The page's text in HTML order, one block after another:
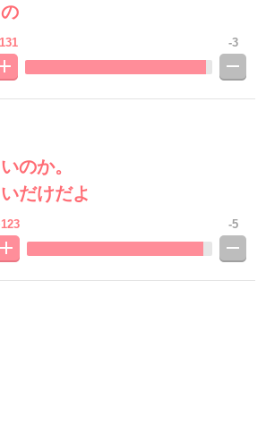
-3
のか。
だけだよ
-5